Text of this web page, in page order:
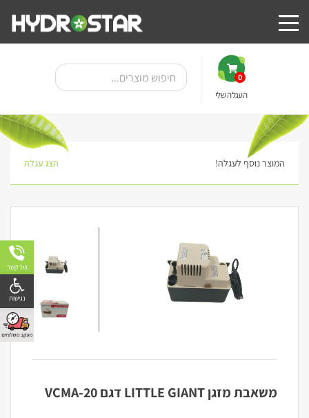
0
העגלה שלי
המוצר נוסף לעגלה! הצג עגלה
משאבת מזגן LITTLE GIANT דגם VCMA-20
צור קשר